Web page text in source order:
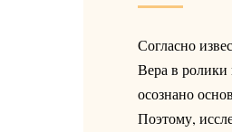
Согласно
Вера в ролики
осознано
Поэтому,